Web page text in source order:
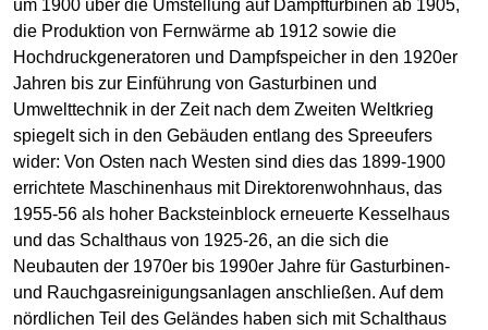
um 1900 über die Umstellung auf Dampfturbinen ab 1905,
die Produktion von Fernwärme ab 1912 sowie die
Hochdruckgeneratoren und Dampfspeicher in den 1920er
Jahren bis zur Einführung von Gasturbinen und
Umwelttechnik in der Zeit nach dem Zweiten Weltkrieg
spiegelt sich in den Gebäuden entlang des Spreeufers
wider: Von Osten nach Westen sind dies das 1899-1900
errichtete Maschinenhaus mit Direktorenwohnhaus, das
1955-56 als hoher Backsteinblock erneuerte Kesselhaus
und das Schalthaus von 1925-26, an die sich die
Neubauten der 1970er bis 1990er Jahre für Gasturbinen-
und Rauchgasreinigungsanlagen anschließen. Auf dem
nördlichen Teil des Geländes haben sich mit Schalthaus